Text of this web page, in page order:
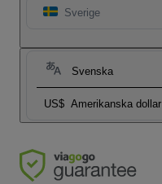
Sverige
Svenska
US$ Amerikanska dollar